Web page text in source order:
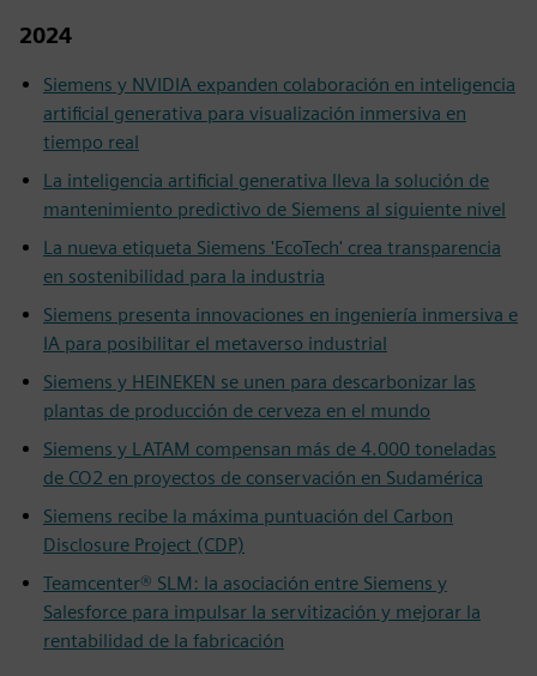
2024
Siemens y NVIDIA expanden colaboración en inteligencia
artificial generativa para visualización inmersiva en
tiempo real
La inteligencia artificial generativa lleva la solución de
mantenimiento predictivo de Siemens al siguiente nivel
La nueva etiqueta Siemens 'EcoTech' crea transparencia
en sostenibilidad para la industria
Siemens presenta innovaciones en ingeniería inmersiva e
IA para posibilitar el metaverso industrial
Siemens y HEINEKEN se unen para descarbonizar las
plantas de producción de cerveza en el mundo
Siemens y LATAM compensan más de 4.000 toneladas
de CO2 en proyectos de conservación en Sudamérica
Siemens recibe la máxima puntuación del Carbon
Disclosure Project (CDP)
Teamcenter® SLM: la asociación entre Siemens y
Salesforce para impulsar la servitización y mejorar la
rentabilidad de la fabricación